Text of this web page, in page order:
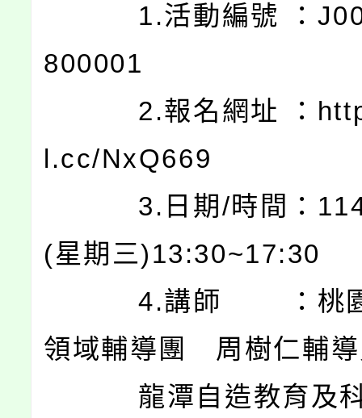
1.活動編號 ：
800001
2.報名網址 ：
l.cc/NxQ669
3.日期/時間：
(星期三)13:30~17:30
4.講師 ：桃園
領域輔導團 周樹仁輔
龍潭自造教育及